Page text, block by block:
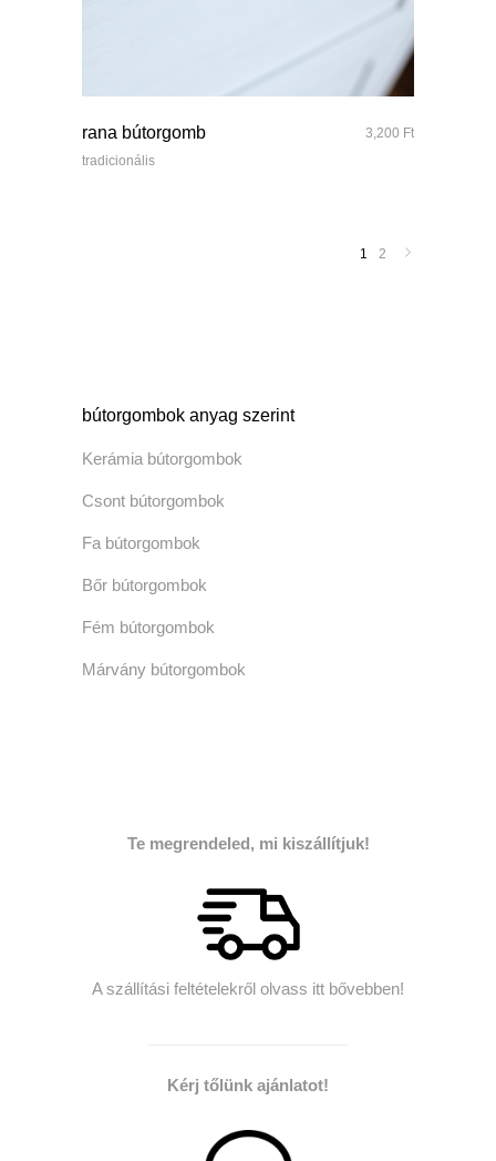
rana bútorgomb 3,200 Ft
tradicionális
1 2
bútorgombok anyag szerint
Kerámia bútorgombok
Csont bútorgombok
Fa bútorgombok
Bőr bútorgombok
Fém bútorgombok
Márvány bútorgombok
Te megrendeled, mi kiszállítjuk!
A szállítási feltételekről olvass itt bővebben!
Kérj tőlünk ajánlatot!